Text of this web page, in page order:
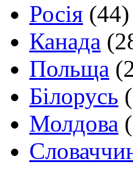
Росія (44)
Канада
Польща
Білорусь
Молдова